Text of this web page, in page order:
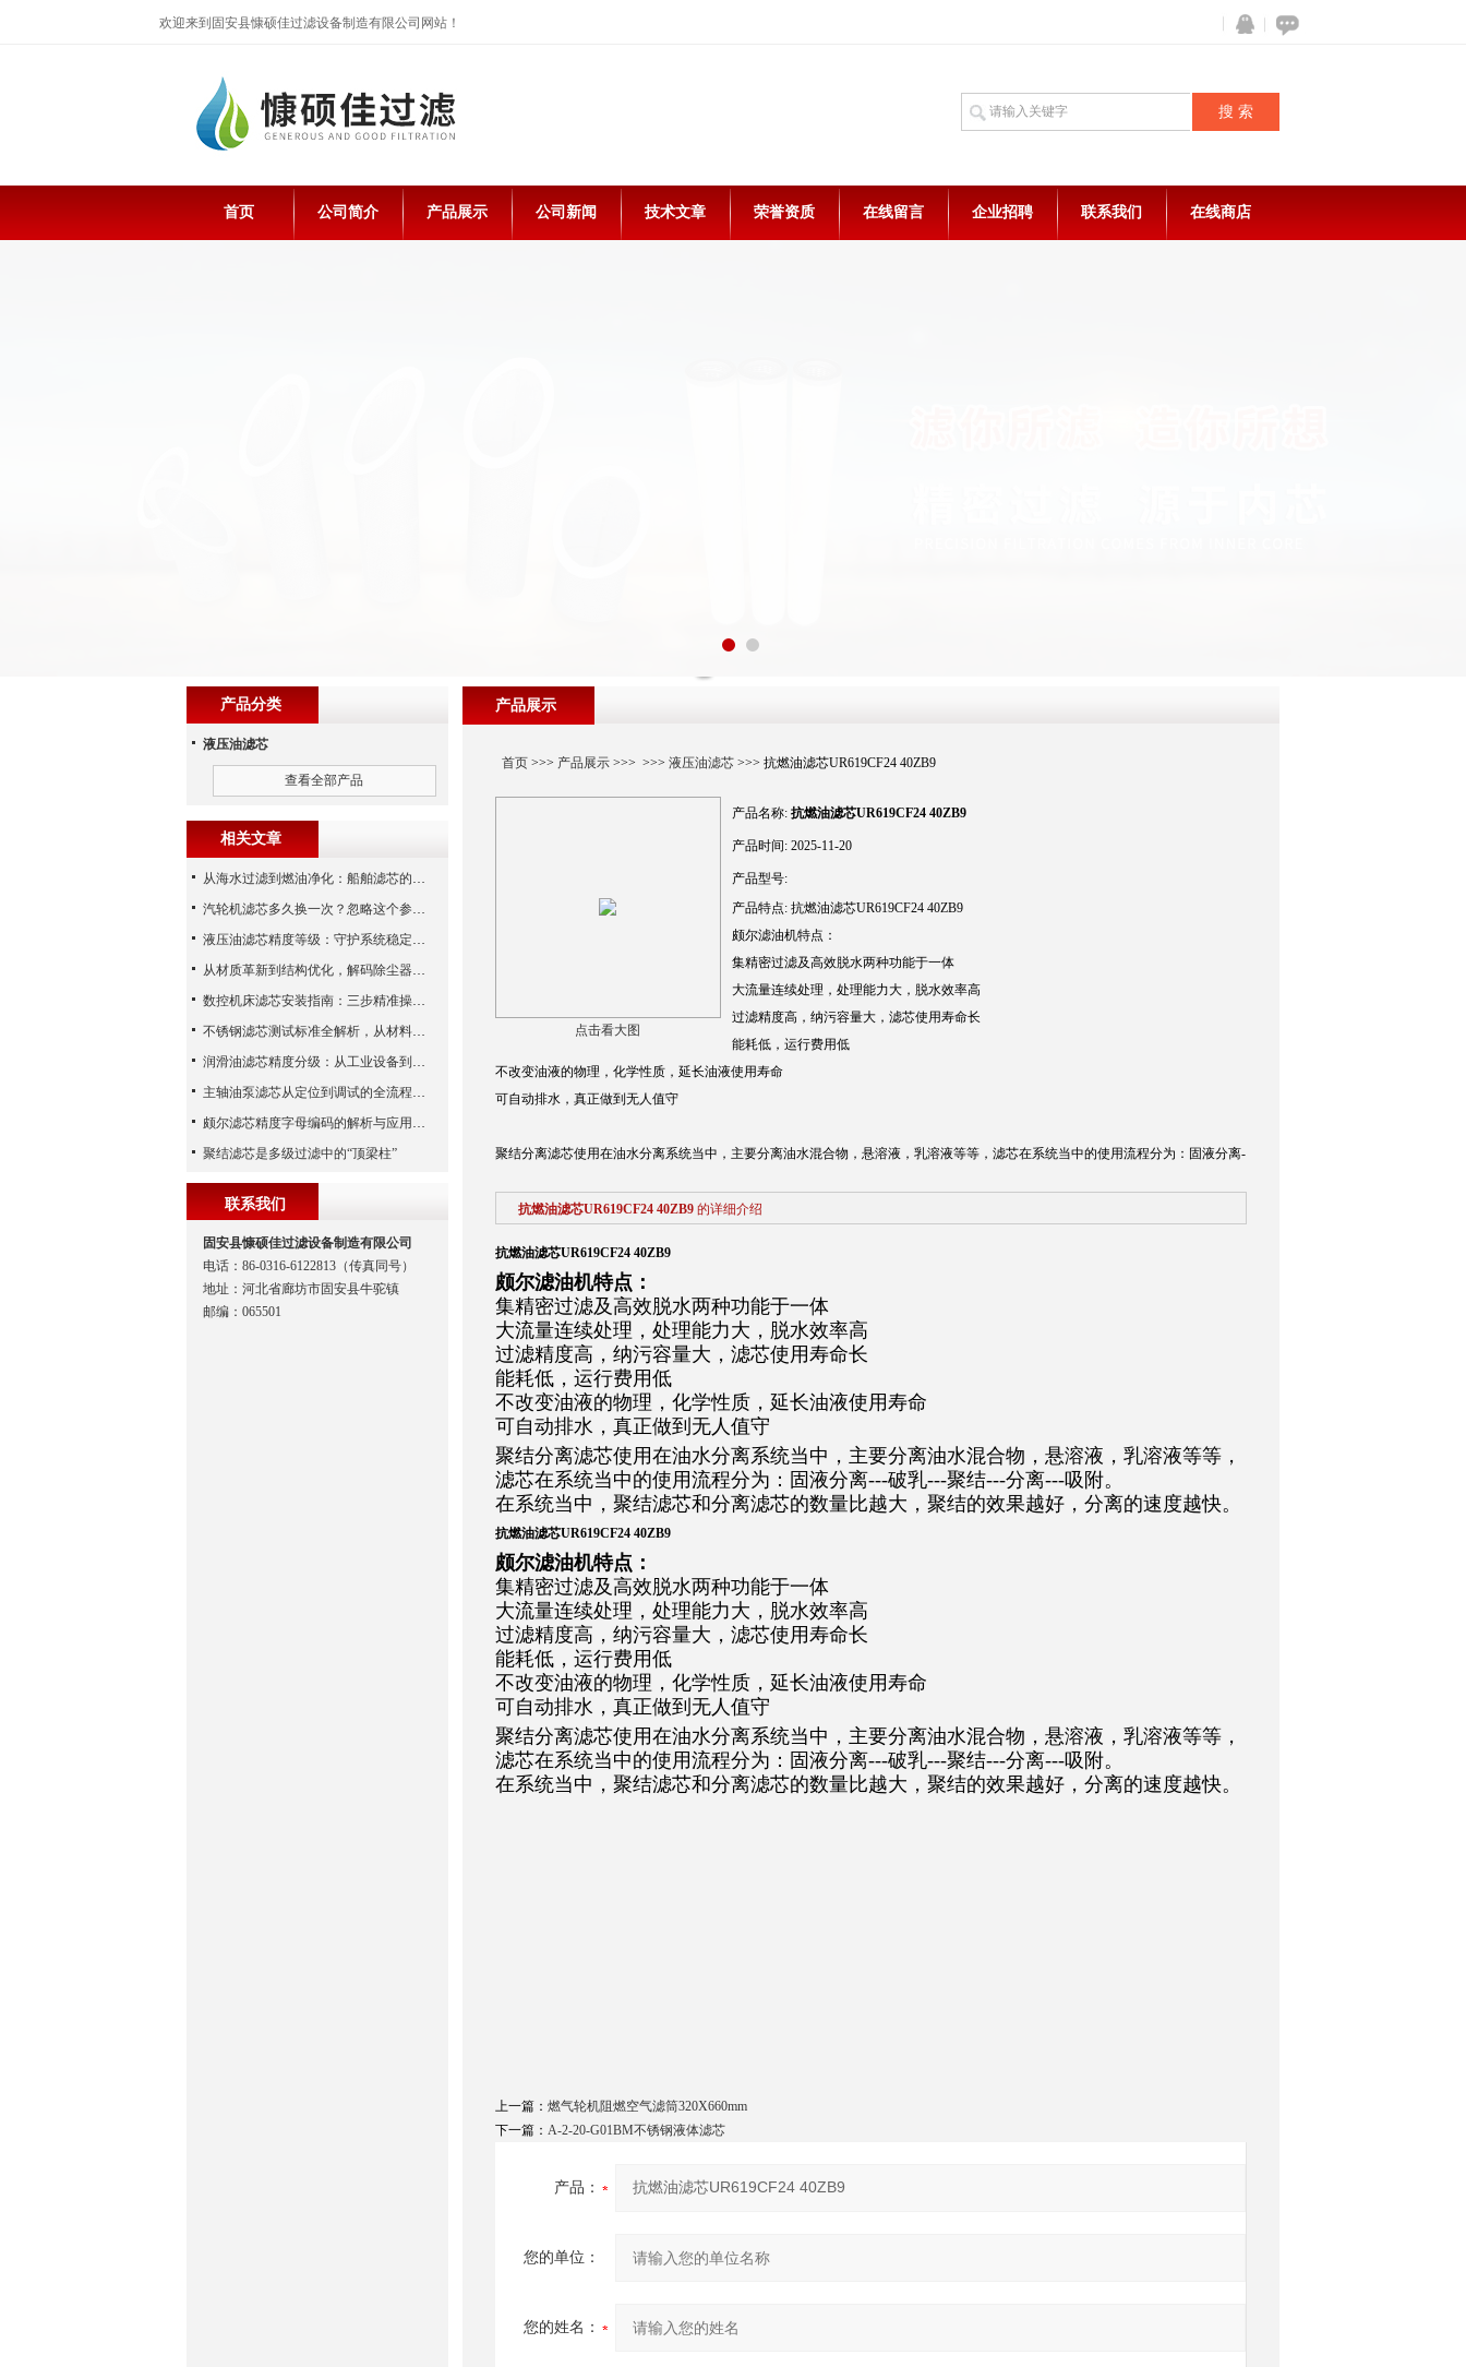
欢迎来到固安县慷硕佳过滤设备制造有限公司网站！
首页 公司简介 产品展示 公司新闻 技术文章 荣誉资质 在线留言 企业招聘 联系我们 在线商店
产品展示
首页>>> 产品展示>>> >>> 液压油滤芯>>> 抗燃油滤芯UR619CF24 40ZB9
点击看大图
产品名称: 抗燃油滤芯UR619CF24 40ZB9
产品时间: 2025-11-20
产品型号:
产品特点: 抗燃油滤芯UR619CF24 40ZB9
颇尔滤油机特点：
集精密过滤及高效脱水两种功能于一体
大流量连续处理，处理能力大，脱水效率高
过滤精度高，纳污容量大，滤芯使用寿命长
能耗低，运行费用低
不改变油液的物理，化学性质，延长油液使用寿命
可自动排水，真正做到无人值守
聚结分离滤芯使用在油水分离系统当中，主要分离油水混合物，悬溶液，乳溶液等等，滤芯在系统当中的使用流程分为：固液分离-
抗燃油滤芯UR619CF24 40ZB9 的详细介绍
抗燃油滤芯UR619CF24 40ZB9
颇尔滤油机特点：
集精密过滤及高效脱水两种功能于一体
大流量连续处理，处理能力大，脱水效率高
过滤精度高，纳污容量大，滤芯使用寿命长
能耗低，运行费用低
不改变油液的物理，化学性质，延长油液使用寿命
可自动排水，真正做到无人值守
聚结分离滤芯使用在油水分离系统当中，主要分离油水混合物，悬溶液，乳溶液等等，
滤芯在系统当中的使用流程分为：固液分离---破乳---聚结---分离---吸附。
在系统当中，聚结滤芯和分离滤芯的数量比越大，聚结的效果越好，分离的速度越快。
抗燃油滤芯UR619CF24 40ZB9
颇尔滤油机特点：
集精密过滤及高效脱水两种功能于一体
大流量连续处理，处理能力大，脱水效率高
过滤精度高，纳污容量大，滤芯使用寿命长
能耗低，运行费用低
不改变油液的物理，化学性质，延长油液使用寿命
可自动排水，真正做到无人值守
聚结分离滤芯使用在油水分离系统当中，主要分离油水混合物，悬溶液，乳溶液等等，
滤芯在系统当中的使用流程分为：固液分离---破乳---聚结---分离---吸附。
在系统当中，聚结滤芯和分离滤芯的数量比越大，聚结的效果越好，分离的速度越快。
上一篇： 燃气轮机阻燃空气滤筒320X660mm
下一篇： A-2-20-G01BM不锈钢液体滤芯
产品：
您的单位：
您的姓名：
产品分类
液压油滤芯
查看全部产品
相关文章
从海水过滤到燃油净化：船舶滤芯的多场景应用解析
汽轮机滤芯多久换一次？忽略这个参数，机组非停损失可能上百万！
液压油滤芯精度等级：守护系统稳定与寿命的“微米标尺”
从材质革新到结构优化，解码除尘器滤芯性能跃升的核心逻辑
数控机床滤芯安装指南：三步精准操作，杜绝设备“亚健康”
不锈钢滤芯测试标准全解析，从材料性能到应用场景的严苛验证
润滑油滤芯精度分级：从工业设备到精密系统的过滤密码
主轴油泵滤芯从定位到调试的全流程解析
颇尔滤芯精度字母编码的解析与应用指南
聚结滤芯是多级过滤中的“顶梁柱”
联系我们
固安县慷硕佳过滤设备制造有限公司
电话：86-0316-6122813（传真同号）
地址：河北省廊坊市固安县牛驼镇
邮编：065501